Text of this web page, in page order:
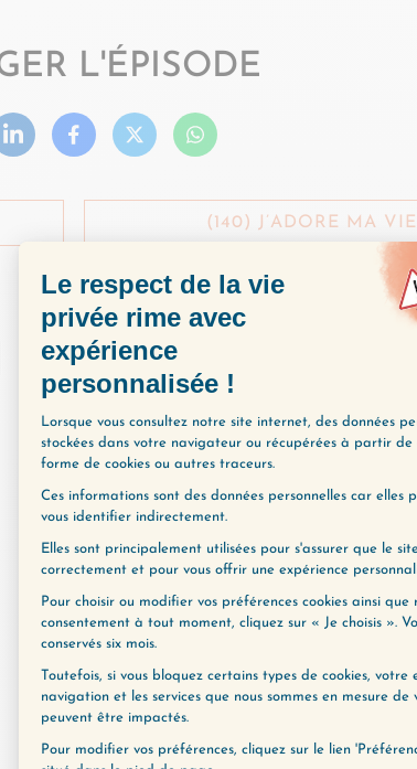
L'ÉPISODE
(140) J’ADORE MA VIE